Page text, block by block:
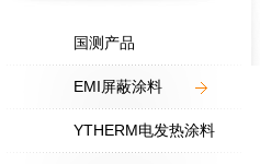
国测产品
EMI屏蔽涂料
YTHERM电发热涂料